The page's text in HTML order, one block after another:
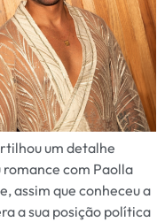
um detalhe
romance com Paolla
assim que conheceu a
a sua posição política